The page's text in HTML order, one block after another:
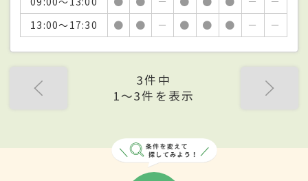
13:00～17:30
● ● － ● ● ● － －
3件中
1〜3件を表示